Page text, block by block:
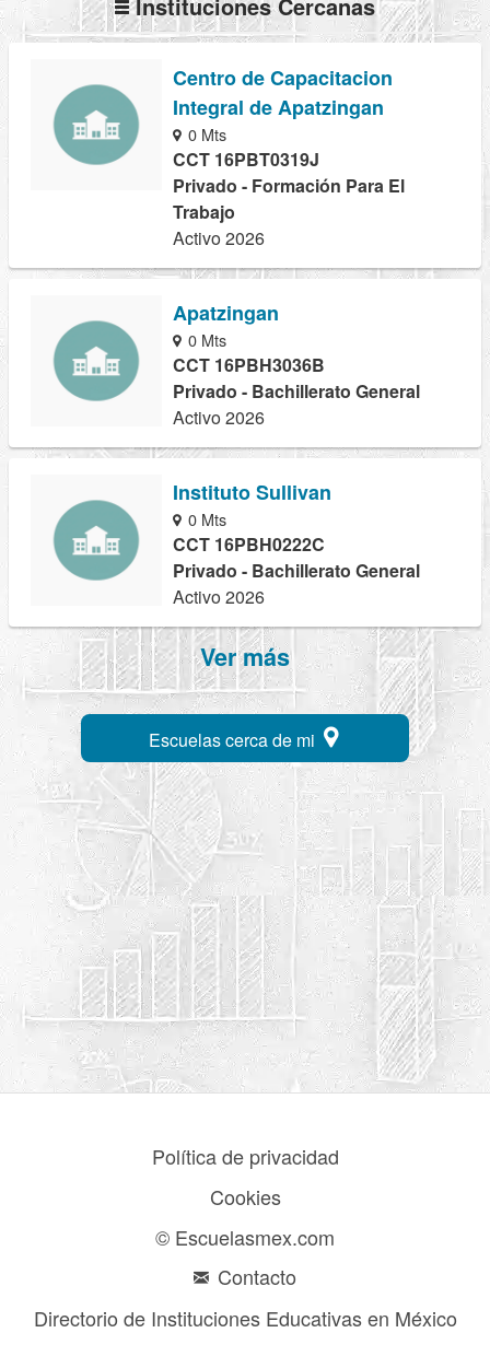
Instituciones Cercanas
Centro de Capacitacion
Integral de Apatzingan
0 Mts
CCT 16PBT0319J
Privado - Formación Para El
Trabajo
Activo 2026
Apatzingan
0 Mts
CCT 16PBH3036B
Privado - Bachillerato General
Activo 2026
Instituto Sullivan
0 Mts
CCT 16PBH0222C
Privado - Bachillerato General
Activo 2026
Ver más
Escuelas cerca de mi
Política de privacidad
Cookies
© Escuelasmex.com
Contacto
Directorio de Instituciones Educativas en México